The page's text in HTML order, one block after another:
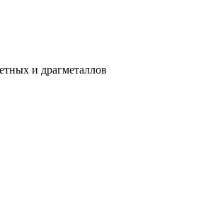
и драгметаллов